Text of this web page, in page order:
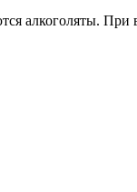
При